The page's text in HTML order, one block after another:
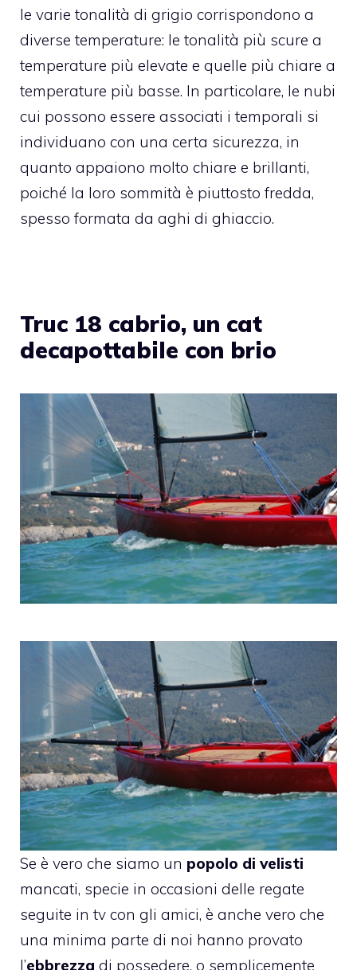
le varie tonalità di grigio corrispondono a
diverse temperature: le tonalità più scure a
temperature più elevate e quelle più chiare a
temperature più basse. In particolare, le nubi
cui possono essere associati i temporali si
individuano con una certa sicurezza, in
quanto appaiono molto chiare e brillanti,
poiché la loro sommità è piuttosto fredda,
spesso formata da aghi di ghiaccio.
Truc 18 cabrio, un cat
decapottabile con brio
Se è vero che siamo un popolo di velisti
mancati, specie in occasioni delle regate
seguite in tv con gli amici, è anche vero che
una minima parte di noi hanno provato
l’ebbrezza di possedere, o semplicemente